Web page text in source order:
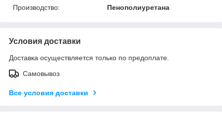
Производство: Пенополиуретана
Условия доставки
Доставка осуществляется только по предоплате.
Самовывоз
Все условия доставки